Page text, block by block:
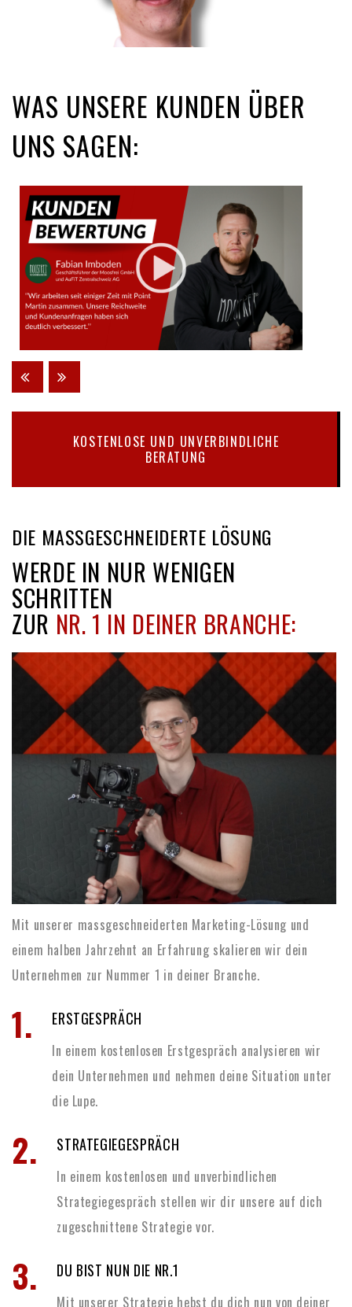
WAS UNSERE KUNDEN ÜBER
UNS SAGEN:
KOSTENLOSE UND UNVERBINDLICHE
BERATUNG
DIE MASSGESCHNEIDERTE LÖSUNG
WERDE IN NUR WENIGEN
SCHRITTEN
ZUR NR. 1 IN DEINER BRANCHE:
Mit unserer massgeschneiderten Marketing-Lösung und
einem halben Jahrzehnt an Erfahrung skalieren wir dein
Unternehmen zur Nummer 1 in deiner Branche.
1. ERSTGESPRÄCH
In einem kostenlosen Erstgespräch analysieren wir
dein Unternehmen und nehmen deine Situation unter
die Lupe.
2. STRATEGIEGESPRÄCH
In einem kostenlosen und unverbindlichen
Strategiegespräch stellen wir dir unsere auf dich
zugeschnittene Strategie vor.
3. DU BIST NUN DIE NR.1
Mit unserer Strategie hebst du dich nun von deiner